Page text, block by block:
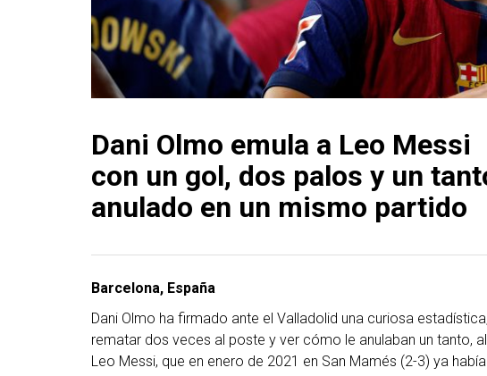
Dani Olmo emula a Leo Messi
con un gol, dos palos y un
anulado en un mismo partido
Barcelona, España
Dani Olmo ha firmado ante el Valladolid una curiosa
rematar dos veces al poste y ver cómo le anulaban un tanto,
Leo Messi, que en enero de 2021 en San Mamés (2-3) ya